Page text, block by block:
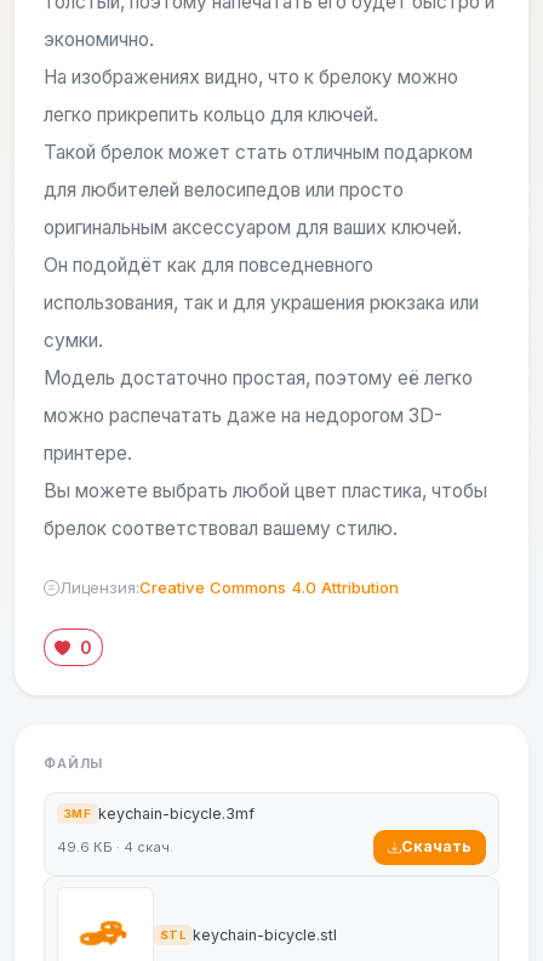
экономично.
На изображениях видно, что к брелоку можно
легко прикрепить кольцо для ключей.
Такой брелок может стать отличным подарком
для любителей велосипедов или просто
оригинальным аксессуаром для ваших ключей.
Он подойдёт как для повседневного
использования, так и для украшения рюкзака или
сумки.
Модель достаточно простая, поэтому её легко
можно распечатать даже на недорогом 3D-
принтере.
Вы можете выбрать любой цвет пластика, чтобы
брелок соответствовал вашему стилю.
Лицензия:Creative Commons 4.0 Attribution
0
ФАЙЛЫ
3MF keychain-bicycle.3mf
49.6 КБ · 4 скач. Скачать
STL keychain-bicycle.stl